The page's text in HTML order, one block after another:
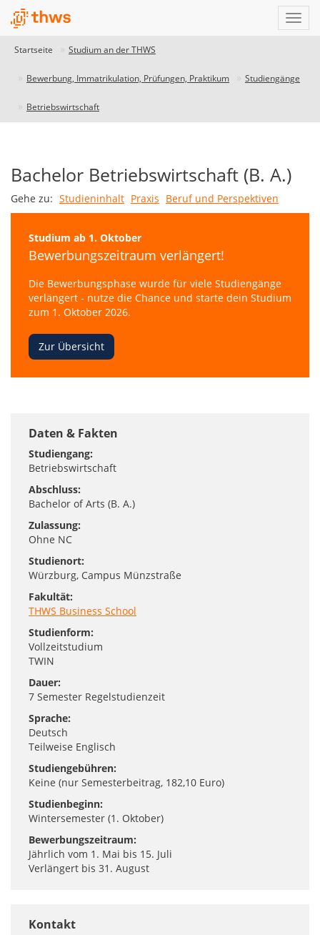
Startseite Studium an der THWS
Bewerbung, Immatrikulation, Prüfungen, Praktikum Studiengänge
Betriebswirtschaft
Studiengangdatenbank
THWS
-
Studiengangfinder
Studiengangfinder
hilft
deiner
Suche
Bachelor Betriebswirtschaft (B. A.)
Gehe zu: Studieninhalt Praxis Beruf und Perspektiven
Studium ab 1. Oktober
Bewerbungszeitraum verlängert!
Die Bewerbungsphase wurde für viele Studiengänge
verlängert - nutze die Chance und starte dein Studium
zum 1. Oktober 2026.
Zur Übersicht
Daten & Fakten
Studiengang:
Betriebswirtschaft
Abschluss:
Bachelor of Arts (B. A.)
Zulassung:
Ohne NC
Studienort:
Würzburg, Campus Münzstraße
Fakultät:
THWS Business School
Studienform:
Vollzeitstudium
TWIN
Dauer:
7 Semester Regelstudienzeit
Sprache:
Deutsch
Teilweise Englisch
Studiengebühren:
Keine (nur Semesterbeitrag, 182,10 Euro)
Studienbeginn:
Wintersemester (1. Oktober)
Bewerbungszeitraum:
Jährlich vom 1. Mai bis 15. Juli
Verlängert bis 31. August
Kontakt